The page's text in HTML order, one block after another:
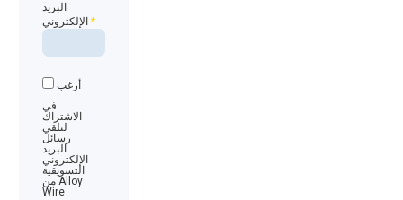
البريد
الإلكتروني*
أرغب
في
الاشتراك
لتلقي
رسائل
البريد
الإلكتروني
التسويقية
من Alloy
Wire